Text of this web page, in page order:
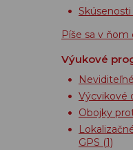
Píše sa v ňom
Výukové
Výcvikové
Obojky
GPS (1)